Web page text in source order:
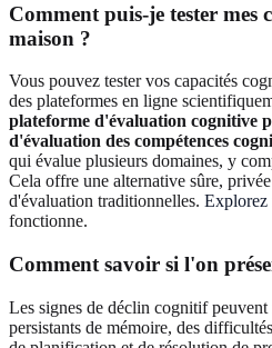
Comment puis-je tester mes
maison ?
Vous pouvez tester vos capacités
des plateformes en ligne
plateforme d'évaluation cognitive
d'évaluation des compétences
qui évalue plusieurs domaines, y
Cela offre une alternative sûre,
d'évaluation traditionnelles. Explorez
fonctionne.
Comment savoir si l'on
Les signes de déclin cognitif
persistants de mémoire, des